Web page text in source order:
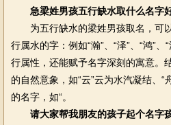
急梁姓男孩五行缺水取什么名字
为五行缺水的梁姓男孩取名，可
行属水的字：例如“瀚”、“泽”、“鸿”
行属性，还能赋予名字深刻的寓意。
的自然意象，如“云”云为水汽凝结、
的名字，如“。
请大家帮我朋友的孩子起个名字